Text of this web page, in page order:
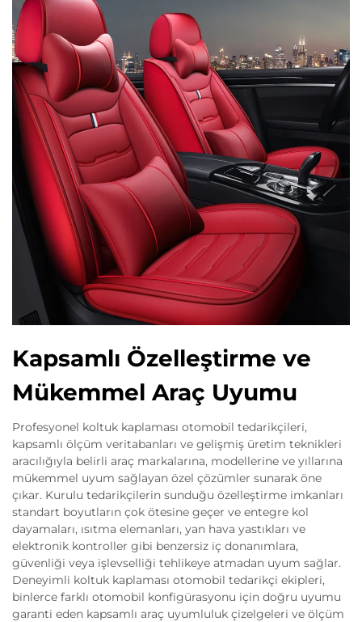
Kapsamlı Özelleştirme ve
Mükemmel Araç Uyumu
Profesyonel koltuk kaplaması otomobil tedarikçileri,
kapsamlı ölçüm veritabanları ve gelişmiş üretim teknikleri
aracılığıyla belirli araç markalarına, modellerine ve yıllarına
mükemmel uyum sağlayan özel çözümler sunarak öne
çıkar. Kurulu tedarikçilerin sunduğu özelleştirme imkanları
standart boyutların çok ötesine geçer ve entegre kol
dayamaları, ısıtma elemanları, yan hava yastıkları ve
elektronik kontroller gibi benzersiz iç donanımlara,
güvenliği veya işlevselliği tehlikeye atmadan uyum sağlar.
Deneyimli koltuk kaplaması otomobil tedarikçi ekipleri,
binlerce farklı otomobil konfigürasyonu için doğru uyumu
garanti eden kapsamlı araç uyumluluk çizelgeleri ve ölçüm